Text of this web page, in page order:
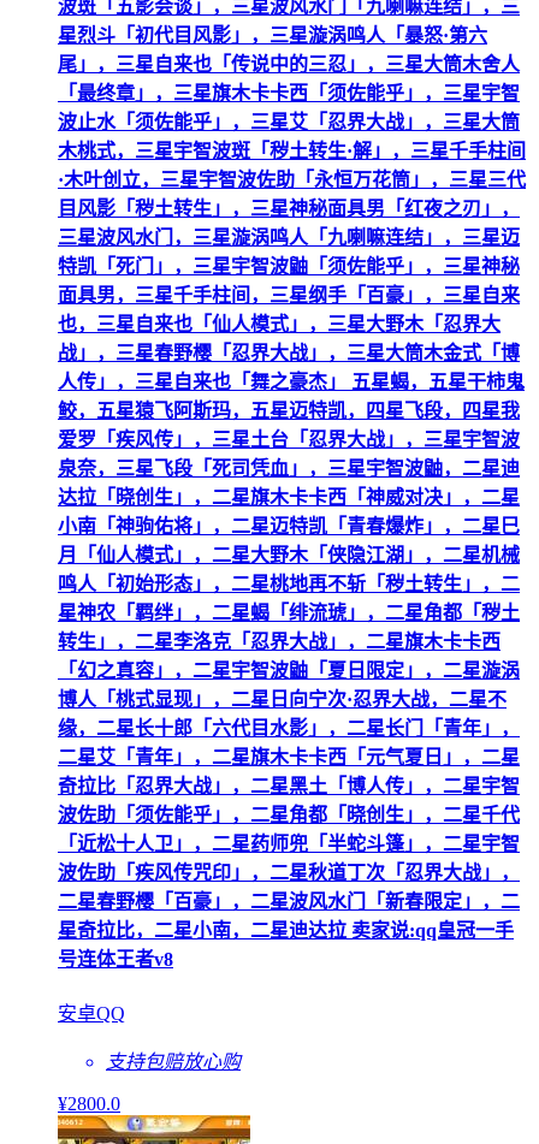
波斑「五影会谈」，三星波风水门「九喇嘛连结」，三
星烈斗「初代目风影」，三星漩涡鸣人「暴怒·第六
尾」，三星自来也「传说中的三忍」，三星大筒木舍人
「最终章」，三星旗木卡卡西「须佐能乎」，三星宇智
波止水「须佐能乎」，三星艾「忍界大战」，三星大筒
木桃式，三星宇智波斑「秽土转生·解」，三星千手柱间
·木叶创立，三星宇智波佐助「永恒万花筒」，三星三代
目风影「秽土转生」，三星神秘面具男「红夜之刃」，
三星波风水门，三星漩涡鸣人「九喇嘛连结」，三星迈
特凯「死门」，三星宇智波鼬「须佐能乎」，三星神秘
面具男，三星千手柱间，三星纲手「百豪」，三星自来
也，三星自来也「仙人模式」，三星大野木「忍界大
战」，三星春野樱「忍界大战」，三星大筒木金式「博
人传」，三星自来也「舞之豪杰」 五星蝎，五星干柿鬼
鲛，五星猿飞阿斯玛，五星迈特凯，四星飞段，四星我
爱罗「疾风传」，三星土台「忍界大战」，三星宇智波
泉奈，三星飞段「死司凭血」，三星宇智波鼬，二星迪
达拉「晓创生」，二星旗木卡卡西「神威对决」，二星
小南「神驹佑将」，二星迈特凯「青春爆炸」，二星巳
月「仙人模式」，二星大野木「侠隐江湖」，二星机械
鸣人「初始形态」，二星桃地再不斩「秽土转生」，二
星神农「羁绊」，二星蝎「绯流琥」，二星角都「秽土
转生」，二星李洛克「忍界大战」，二星旗木卡卡西
「幻之真容」，二星宇智波鼬「夏日限定」，二星漩涡
博人「桃式显现」，二星日向宁次·忍界大战，二星不
缘，二星长十郎「六代目水影」，二星长门「青年」，
二星艾「青年」，二星旗木卡卡西「元气夏日」，二星
奇拉比「忍界大战」，二星黑土「博人传」，二星宇智
波佐助「须佐能乎」，二星角都「晓创生」，二星千代
「近松十人卫」，二星药师兜「半蛇斗篷」，二星宇智
波佐助「疾风传咒印」，二星秋道丁次「忍界大战」，
二星春野樱「百豪」，二星波风水门「新春限定」，二
星奇拉比，二星小南，二星迪达拉 卖家说:qq皇冠一手
号连体王者v8
安卓QQ
支持包赔放心购
¥2800.0